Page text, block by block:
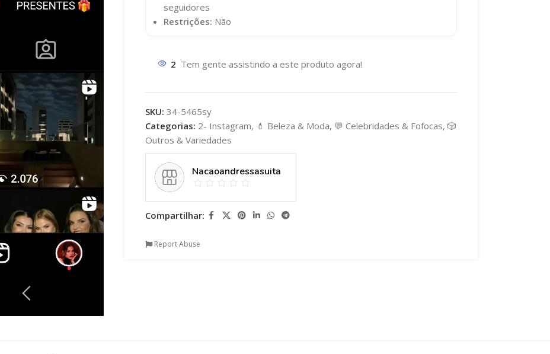
seguidores
Restrições: Não
2 Tem gente assistindo a este produto agora!
SKU: 34-5465sy
Categorias: 2- Instagram, 💄 Beleza & Moda, 💬 Celebridades & Fofocas, 🎲
Outros & Variedades
Nacaoandressasuita
Compartilhar:
Report Abuse